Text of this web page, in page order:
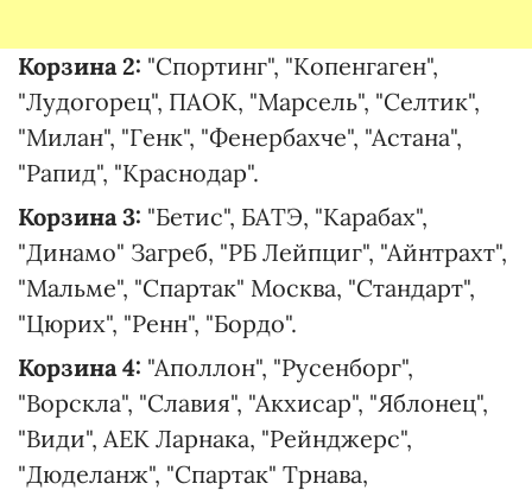
Корзина 2: "Спортинг", "Копенгаген",
"Лудогорец", ПАОК, "Марсель", "Селтик",
"Милан", "Генк", "Фенербахче", "Астана",
"Рапид", "Краснодар".
Корзина 3: "Бетис", БАТЭ, "Карабах",
"Динамо" Загреб, "РБ Лейпциг", "Айнтрахт",
"Мальме", "Спартак" Москва, "Стандарт",
"Цюрих", "Ренн", "Бордо".
Корзина 4: "Аполлон", "Русенборг",
"Ворскла", "Славия", "Акхисар", "Яблонец",
"Види", АЕК Ларнака, "Рейнджерс",
"Дюделанж", "Спартак" Трнава,